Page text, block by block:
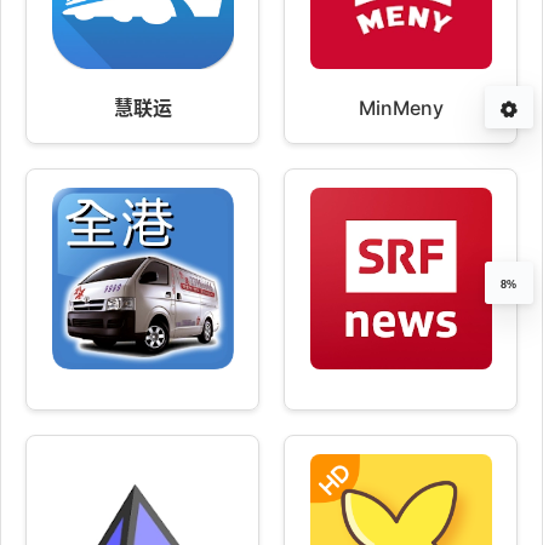
慧联运 MinMeny
8%